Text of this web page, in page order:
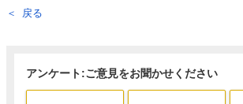
戻る
アンケート:ご意見をお聞かせください